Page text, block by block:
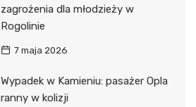
zagrożenia dla młodzieży w
Rogolinie
7 maja 2026
Wypadek w Kamieniu: pasażer Opla
ranny w kolizji